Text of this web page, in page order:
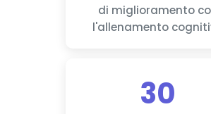
di miglioramento
l'allenamento
30